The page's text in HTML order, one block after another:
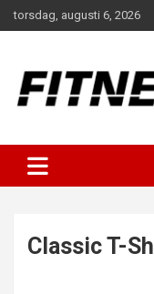
Hoppa
till
torsdag, augusti 6, 2026
Classic T-